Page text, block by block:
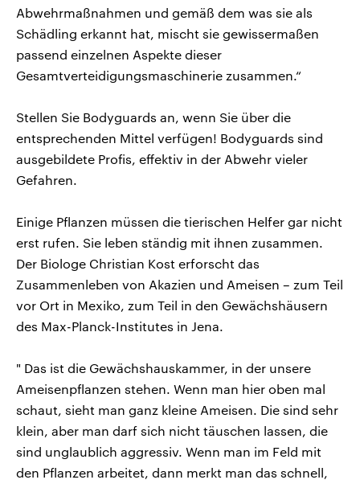
Abwehrmaßnahmen und gemäß dem was sie als
Schädling erkannt hat, mischt sie gewissermaßen
passend einzelnen Aspekte dieser
Gesamtverteidigungsmaschinerie zusammen.“
Stellen Sie Bodyguards an, wenn Sie über die
entsprechenden Mittel verfügen! Bodyguards sind
ausgebildete Profis, effektiv in der Abwehr vieler
Gefahren.
Einige Pflanzen müssen die tierischen Helfer gar nicht
erst rufen. Sie leben ständig mit ihnen zusammen.
Der Biologe Christian Kost erforscht das
Zusammenleben von Akazien und Ameisen – zum Teil
vor Ort in Mexiko, zum Teil in den Gewächshäusern
des Max-Planck-Institutes in Jena.
" Das ist die Gewächshauskammer, in der unsere
Ameisenpflanzen stehen. Wenn man hier oben mal
schaut, sieht man ganz kleine Ameisen. Die sind sehr
klein, aber man darf sich nicht täuschen lassen, die
sind unglaublich aggressiv. Wenn man im Feld mit
den Pflanzen arbeitet, dann merkt man das schnell,